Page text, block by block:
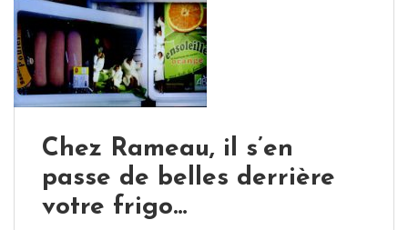
Chez Rameau, il s’en
passe de belles derrière
votre frigo…